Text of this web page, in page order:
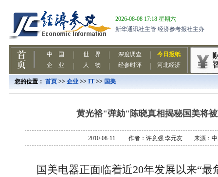
您的位置： 首页 >> 企业 >> IT >> 国美
黄光裕"弹劾"陈晓真相揭秘国美将
2010-08-11 作者：许意强 李元友 来源：中
国美电器正面临着近20年发展以来“最